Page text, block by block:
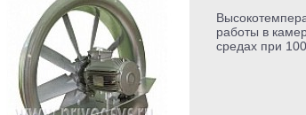
работы в
средах при